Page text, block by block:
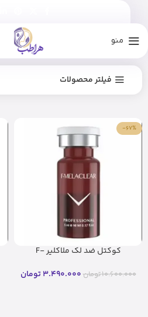
منو
فیلتر محصولات
-67%
کوکتل ضد لک ملاکلیر F-
10.600.000تومان3.490.000 تومان